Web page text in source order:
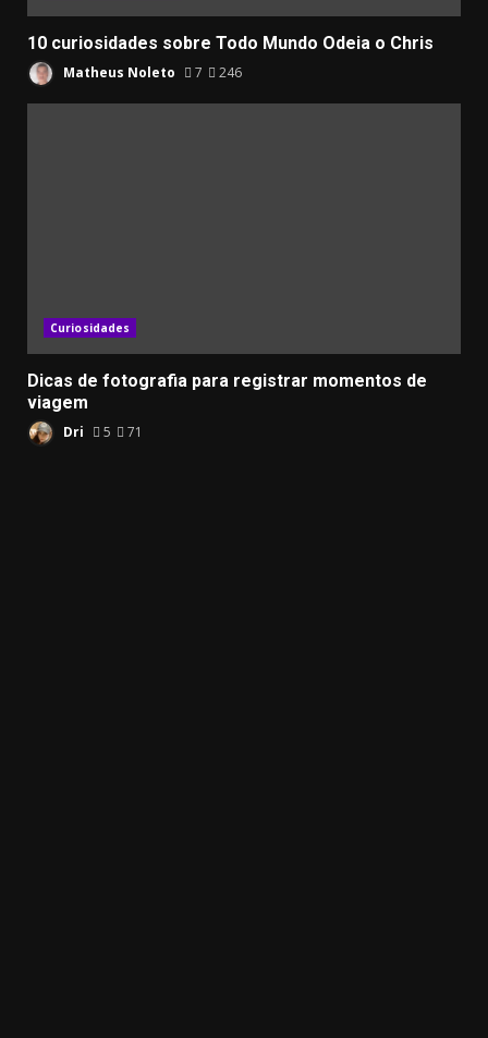
10 curiosidades sobre Todo Mundo Odeia o Chris
Matheus Noleto 7 246
Curiosidades
Dicas de fotografia para registrar momentos de
viagem
Dri 5 71